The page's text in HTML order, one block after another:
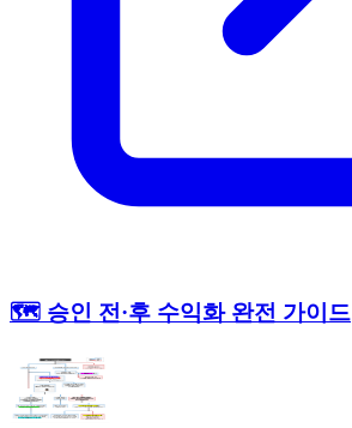
🗺️ 승인 전·후 수익화 완전 가이드